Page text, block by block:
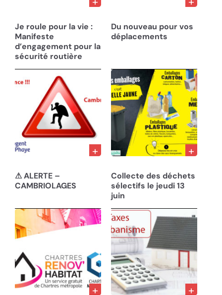
Je roule pour la vie :
Manifeste
d’engagement pour la
sécurité routière
Du nouveau pour vos
déplacements
⚠ ALERTE –
CAMBRIOLAGES
Collecte des déchets
sélectifs le jeudi 13
juin